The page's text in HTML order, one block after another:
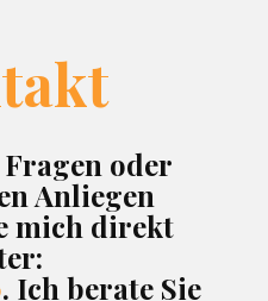
oder
Anliegen
mich direkt
. Ich berate Sie